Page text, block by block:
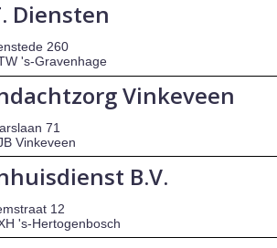
Diensten
260
's-Gravenhage
Vinkeveen
71
Vinkeveen
B.V.
12
's-Hertogenbosch